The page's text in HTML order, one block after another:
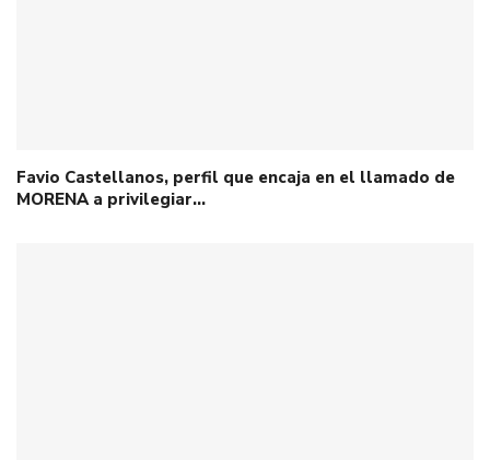
Favio Castellanos, perfil que encaja en el llamado de
MORENA a privilegiar…